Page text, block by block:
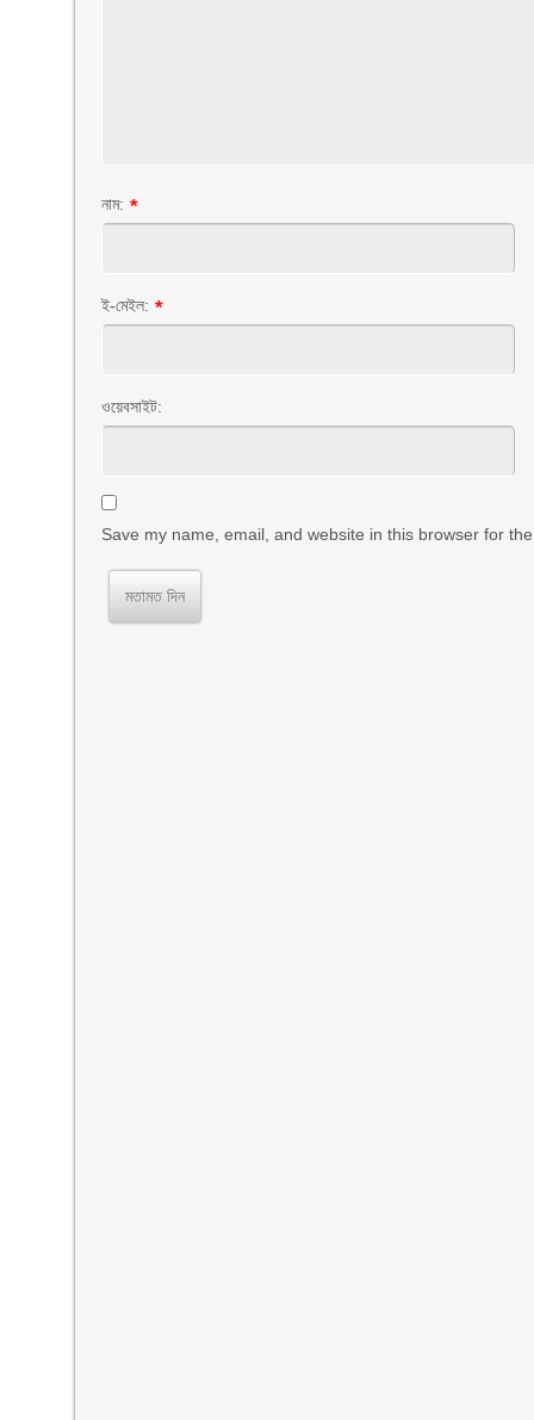
নাম: *
ই-মেইল: *
ওয়েবসাইট:
Save my name, email, and website in this browser for